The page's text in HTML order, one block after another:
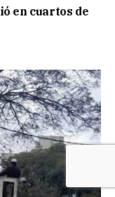
en cuartos de